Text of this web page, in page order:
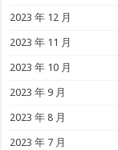
2023 年 12 月
2023 年 11 月
2023 年 10 月
2023 年 9 月
2023 年 8 月
2023 年 7 月